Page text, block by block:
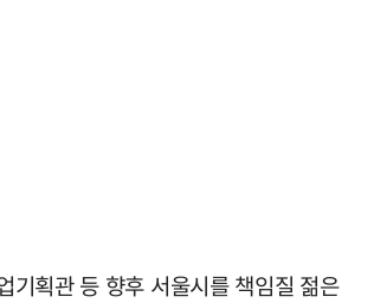
기획관 등 향후 서울시를 책임질 젊은